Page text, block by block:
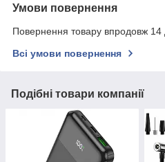
Умови повернення
Повернення товару впродовж 14
Всі умови повернення
Подібні товари компанії